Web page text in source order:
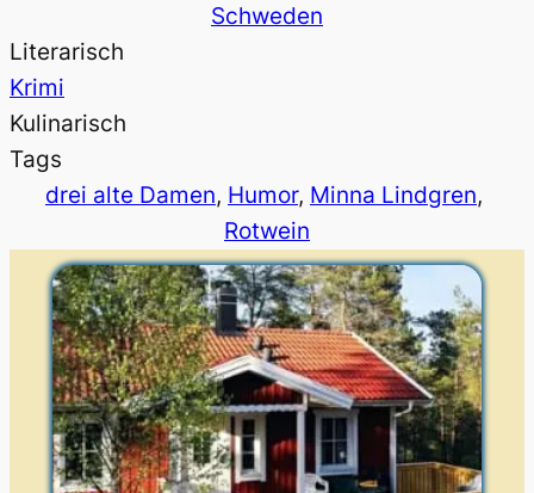
Schweden
Literarisch
Krimi
Kulinarisch
Tags
drei alte Damen, Humor, Minna Lindgren
Rotwein